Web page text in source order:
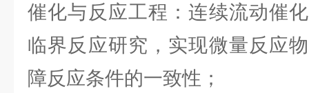
催化与反应工程：连续流动催
临界反应研究，实现微量反应
障反应条件的一致性；